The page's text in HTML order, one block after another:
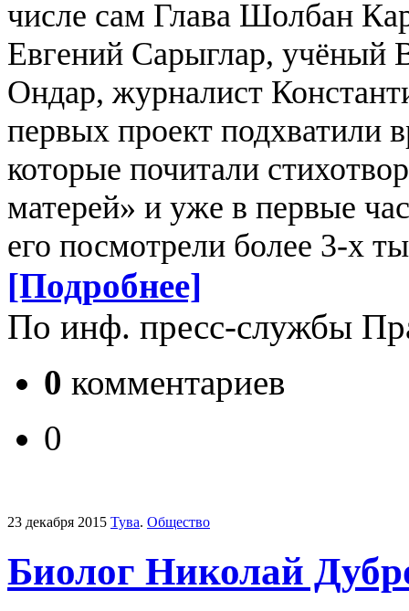
числе сам Глава Шолбан
Евгений Сарыглар, учёный
Ондар, журналист
первых проект подхватили
которые почитали
матерей» и уже в первые
его посмотрели более 3-х
[Подробнее]
По инф. пресс-службы
0 комментариев
0
23 декабря 2015 Тува. Общество
Биолог Николай